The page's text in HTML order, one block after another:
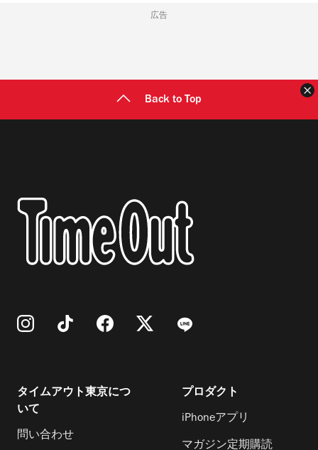
広告
Back to Top
タイムアウト東京につ
いて
問い合わせ
プロダクト
iPhoneアプリ
マガジン定期購読